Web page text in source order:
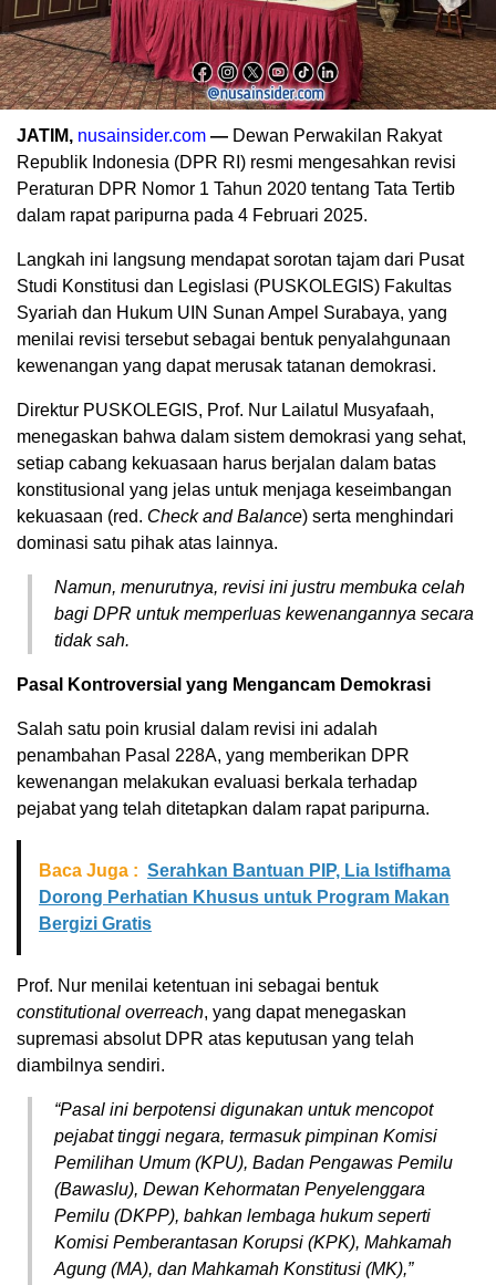
JATIM, nusainsider.com — Dewan Perwakilan Rakyat
Republik Indonesia (DPR RI) resmi mengesahkan revisi
Peraturan DPR Nomor 1 Tahun 2020 tentang Tata Tertib
dalam rapat paripurna pada 4 Februari 2025.
Langkah ini langsung mendapat sorotan tajam dari Pusat
Studi Konstitusi dan Legislasi (PUSKOLEGIS) Fakultas
Syariah dan Hukum UIN Sunan Ampel Surabaya, yang
menilai revisi tersebut sebagai bentuk penyalahgunaan
kewenangan yang dapat merusak tatanan demokrasi.
Direktur PUSKOLEGIS, Prof. Nur Lailatul Musyafaah,
menegaskan bahwa dalam sistem demokrasi yang sehat,
setiap cabang kekuasaan harus berjalan dalam batas
konstitusional yang jelas untuk menjaga keseimbangan
kekuasaan (red. Check and Balance) serta menghindari
dominasi satu pihak atas lainnya.
Namun, menurutnya, revisi ini justru membuka celah
bagi DPR untuk memperluas kewenangannya secara
tidak sah.
Pasal Kontroversial yang Mengancam Demokrasi
Salah satu poin krusial dalam revisi ini adalah
penambahan Pasal 228A, yang memberikan DPR
kewenangan melakukan evaluasi berkala terhadap
pejabat yang telah ditetapkan dalam rapat paripurna.
Baca Juga : Serahkan Bantuan PIP, Lia Istifhama
Dorong Perhatian Khusus untuk Program Makan
Bergizi Gratis
Prof. Nur menilai ketentuan ini sebagai bentuk
constitutional overreach, yang dapat menegaskan
supremasi absolut DPR atas keputusan yang telah
diambilnya sendiri.
“Pasal ini berpotensi digunakan untuk mencopot
pejabat tinggi negara, termasuk pimpinan Komisi
Pemilihan Umum (KPU), Badan Pengawas Pemilu
(Bawaslu), Dewan Kehormatan Penyelenggara
Pemilu (DKPP), bahkan lembaga hukum seperti
Komisi Pemberantasan Korupsi (KPK), Mahkamah
Agung (MA), dan Mahkamah Konstitusi (MK),”